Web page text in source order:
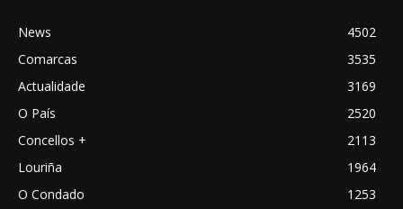
News
4502
Comarcas
3535
Actualidade
3169
O País
2520
Concellos +
2113
Louriña
1964
O Condado
1253